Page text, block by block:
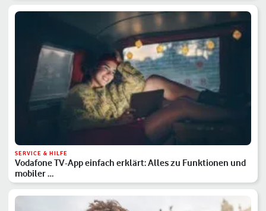
SERVICE & HILFE
Vodafone TV-App einfach erklärt: Alles zu Funktionen und
mobiler …